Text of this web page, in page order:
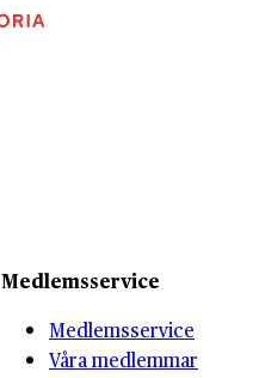
Medlemsservice
Medlemsservice
Våra medlemmar